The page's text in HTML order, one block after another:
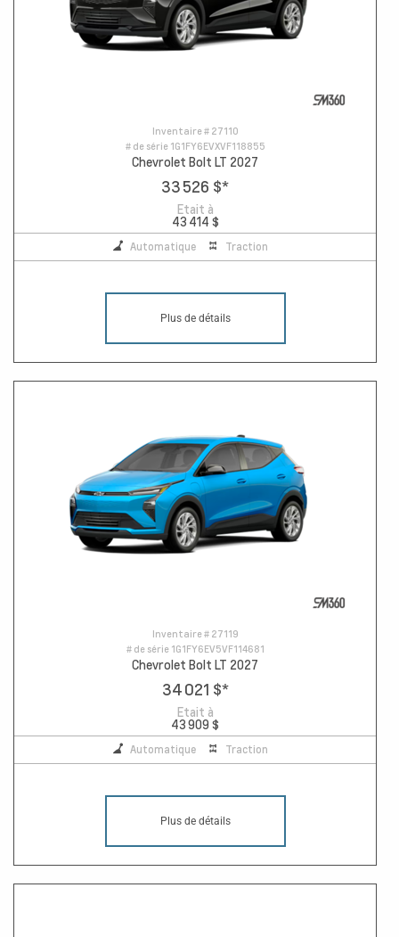
Inventaire # 27110
# de série 1G1FY6EVXVF118855
Chevrolet Bolt LT 2027
33 526 $*
Etait à
43 414 $
Automatique Traction
Plus de détails
Inventaire # 27119
# de série 1G1FY6EV5VF114681
Chevrolet Bolt LT 2027
34 021 $*
Etait à
43 909 $
Automatique Traction
Plus de détails